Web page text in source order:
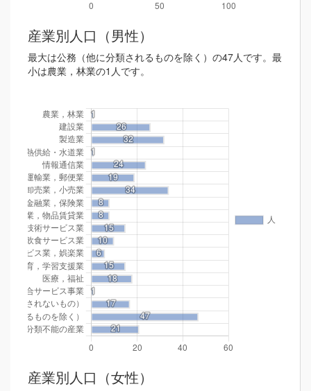
産業別人口（男性）
最大は公務（他に分類されるものを除く）の47人です。最
小は農業，林業の1人です。
産業別人口（女性）